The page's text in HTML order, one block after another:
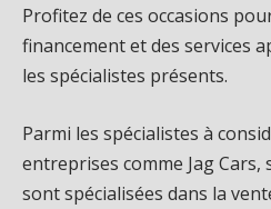
Profitez de ces occasions
financement et des services
les spécialistes présents.
Parmi les spécialistes à
entreprises comme Jag Cars,
sont spécialisées dans la